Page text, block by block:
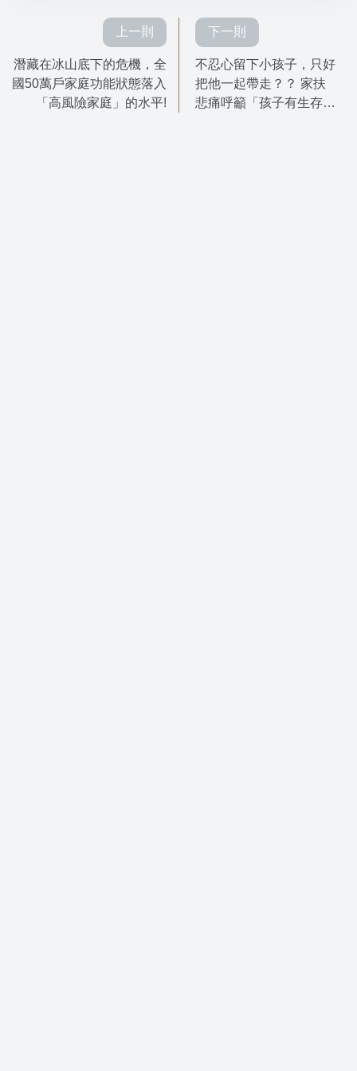
上一則
潛藏在冰山底下的危機，全
國50萬戶家庭功能狀態落入
「高風險家庭」的水平!
下一則
不忍心留下小孩子，只好
把他一起帶走？？ 家扶
悲痛呼籲「孩子有生存的